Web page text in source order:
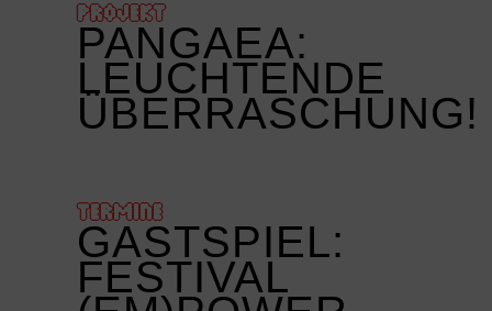
PROJEKT
PANGAEA:
LEUCHTENDE
ÜBERRASCHUNG!
TERMINE
GASTSPIEL:
FESTIVAL